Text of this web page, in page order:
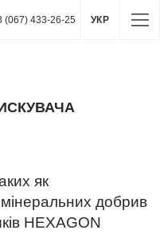
(067) 433-26-25 УКР
як
добрив
HEXAGON